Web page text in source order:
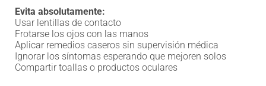
Evita absolutamente:
Usar lentillas de contacto
Frotarse los ojos con las manos
Aplicar remedios caseros sin supervisión médica
Ignorar los síntomas esperando que mejoren solos
Compartir toallas o productos oculares